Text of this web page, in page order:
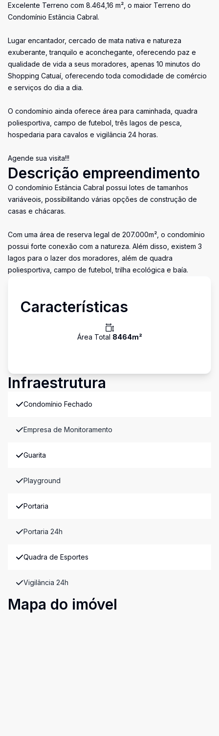
Excelente Terreno com 8.464,16 m², o maior Terreno do
Condomínio Estância Cabral.
Lugar encantador, cercado de mata nativa e natureza
exuberante, tranquilo e aconchegante, oferecendo paz e
qualidade de vida a seus moradores, apenas 10 minutos do
Shopping Catuaí, oferecendo toda comodidade de comércio
e serviços do dia a dia.
O condomínio ainda oferece área para caminhada, quadra
poliesportiva, campo de futebol, três lagos de pesca,
hospedaria para cavalos e vigilância 24 horas.
Agende sua visita!!!
Descrição empreendimento
O condomínio Estância Cabral possui lotes de tamanhos
variáveois, possibilitando várias opções de construção de
casas e chácaras.
Com uma área de reserva legal de 207.000m², o condomínio
possui forte conexão com a natureza. Além disso, existem 3
lagos para o lazer dos moradores, além de quadra
poliesportiva, campo de futebol, trilha ecológica e baía.
Características
Área Total 8464m²
Infraestrutura
Condomínio Fechado
Empresa de Monitoramento
Guarita
Playground
Portaria
Portaria 24h
Quadra de Esportes
Vigilância 24h
Mapa do imóvel